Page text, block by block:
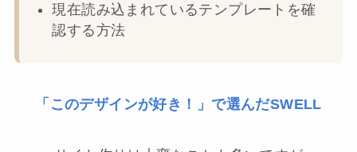
現在読み込まれているテンプレートを確
認する方法
「このデザインが好き！」で選んだSWELL